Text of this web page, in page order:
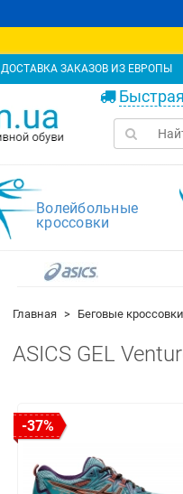
ДОСТАВКА ЗАКАЗОВ ИЗ ЕВРОПЫ
Волейбольные
кроссовки
Главная Беговые кроссовки
ASICS GEL
-37%